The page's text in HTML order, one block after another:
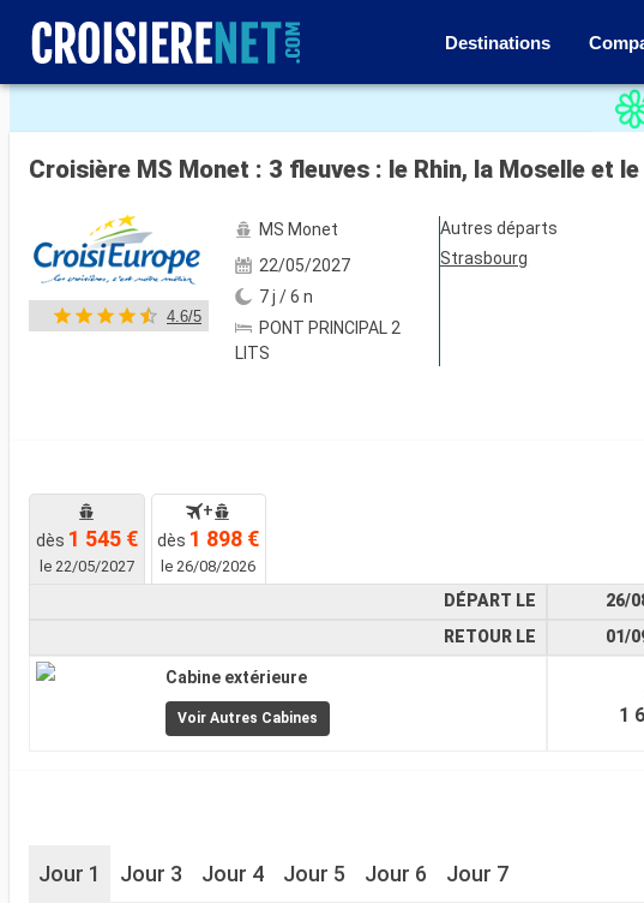
Destinations
Voir les 13 autres photos
Croisière MS Monet : 3 fleuves : le Rhin, la Moselle et
4.6/5
MS Monet
22/05/2027
7 j / 6 n
PONT PRINCIPAL 2
LITS
Autres départs
Strasbourg
dès 1 545 €
le 22/05/2027
+
dès 1 898 €
le 26/08/2026
DÉPART LE
RETOUR LE
Cabine extérieure
Voir Autres Cabines
26/
01/
1
Jour 1 Jour 3 Jour 4 Jour 5 Jour 6 Jour 7